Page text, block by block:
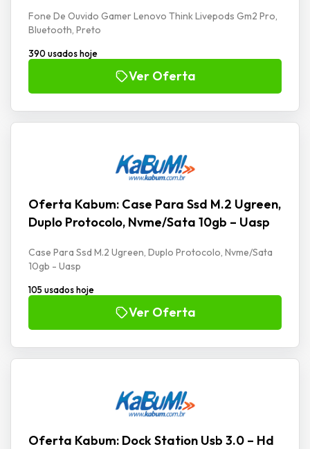
Fone De Ouvido Gamer Lenovo Think Livepods Gm2 Pro,
Bluetooth, Preto
390 usados hoje
Ver Oferta
Oferta Kabum: Case Para Ssd M.2 Ugreen,
Duplo Protocolo, Nvme/Sata 10gb – Uasp
Case Para Ssd M.2 Ugreen, Duplo Protocolo, Nvme/Sata
10gb - Uasp
105 usados hoje
Ver Oferta
Oferta Kabum: Dock Station Usb 3.0 – Hd